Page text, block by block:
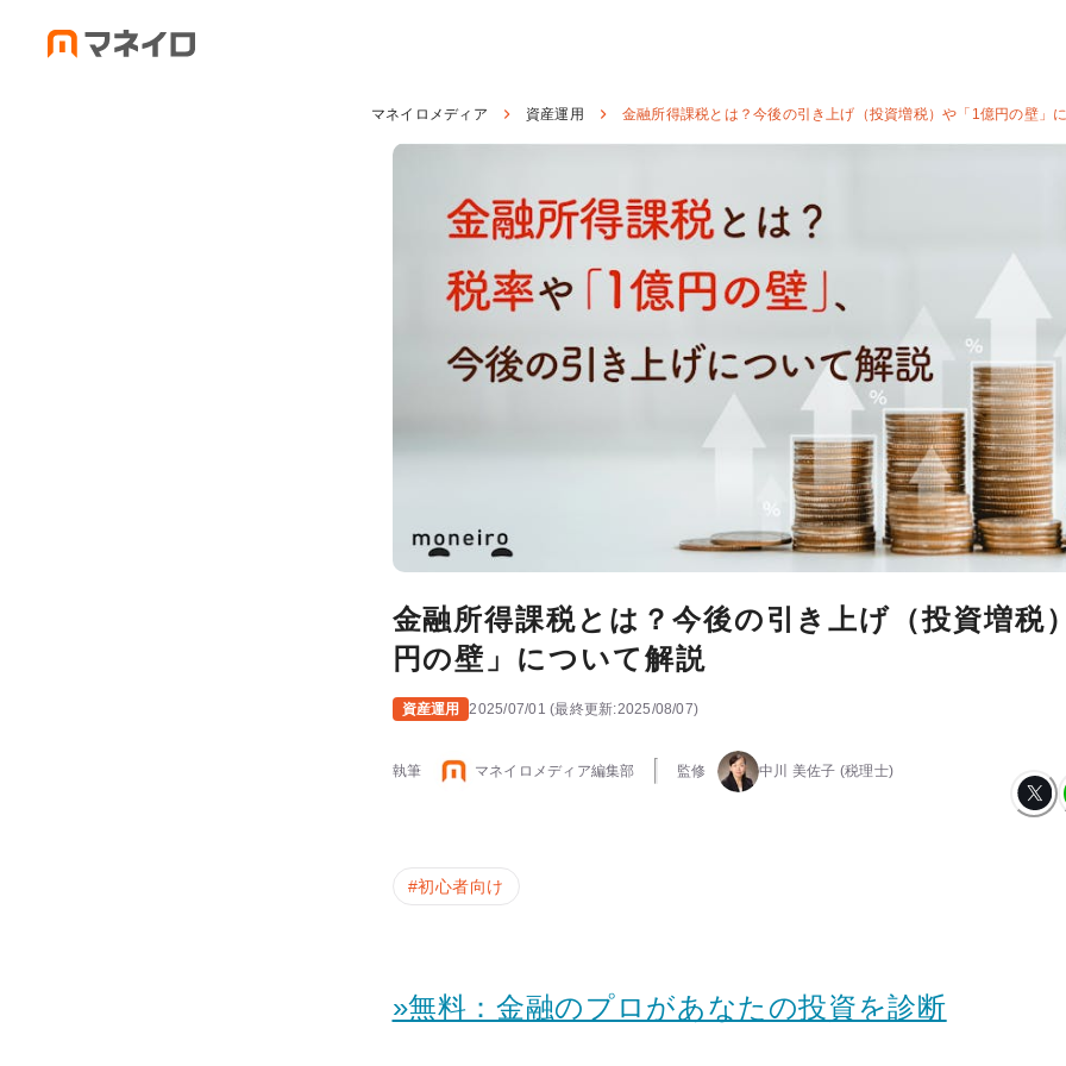
マネイロメディア 資産運用 金融所得課税とは？今後の引き上げ（投資増税）や「1億円の壁」
金融所得課税とは？今後の引き上げ（投資増税
円の壁」について解説
資産運用 2025/07/01 (最終更新:2025/08/07)
執筆 マネイロメディア編集部 監修 中川 美佐子 (税理士)
#初心者向け
»無料：金融のプロがあなたの投資を診断